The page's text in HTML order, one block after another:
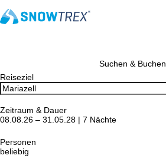
Suchen & Buchen
Reiseziel
Zeitraum & Dauer
08.08.26 – 31.05.28 | 7 Nächte
Personen
beliebig